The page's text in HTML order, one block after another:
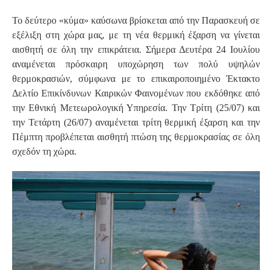
Το δεύτερο «κύμα» καύσωνα βρίσκεται από την Παρασκευή σε
εξέλιξη στη χώρα μας, με τη νέα θερμική έξαρση να γίνεται
αισθητή σε όλη την επικράτεια. Σήμερα Δευτέρα 24 Ιουλίου
αναμένεται πρόσκαιρη υποχώρηση των πολύ υψηλών
θερμοκρασιών, σύμφωνα με το επικαιροποιημένο Έκτακτο
Δελτίο Επικίνδυνων Καιρικών Φαινομένων που εκδόθηκε από
την Εθνική Μετεωρολογική Υπηρεσία. Την Τρίτη (25/07) και
την Τετάρτη (26/07) αναμένεται τρίτη θερμική έξαρση και την
Πέμπτη προβλέπεται αισθητή πτώση της θερμοκρασίας σε όλη
σχεδόν τη χώρα.